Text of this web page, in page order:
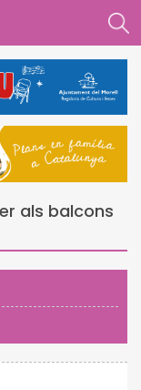
als balcons